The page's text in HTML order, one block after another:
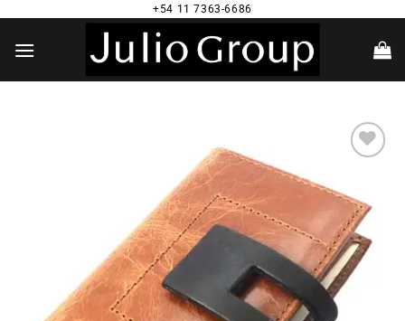
contenido
+54 11 7363-6686
lista de
deseos